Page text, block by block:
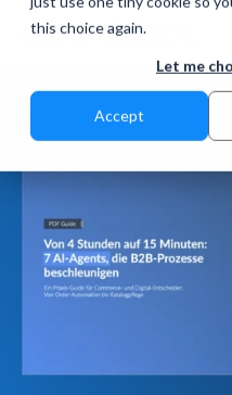
this choice again.
Let me
Accept
AI-AGENTS BERICHT